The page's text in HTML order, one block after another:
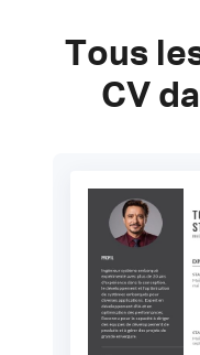
Tous
CV